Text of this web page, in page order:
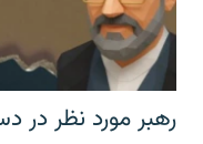
رهبر مورد نظر در